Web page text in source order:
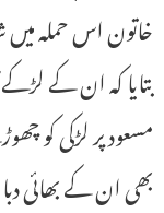
خاتون اس حملہ
بتایا کہ ان کے
مسعود پر لڑکی کو
بھی ان کے بھائی